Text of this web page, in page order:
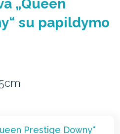
„Queen
su papildymo